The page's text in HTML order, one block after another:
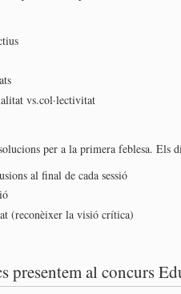
vs.col·lectivitat
per a la primera feblesa. Els
al final de cada sessió
(reconèixer la visió crítica)
al concurs